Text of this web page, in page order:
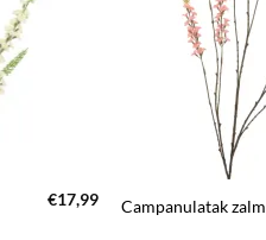
€17,99 Campanulatak zalm